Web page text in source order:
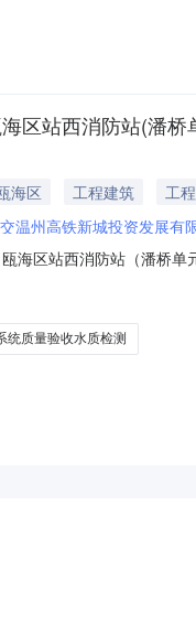
共和国招标投标法实施
投标
区站西消防站(潘
海区 工程建筑
工程
温州高铁新城投资发展有
海区站西消防站（潘桥
根据《温州市优化
统质量验收水质检测